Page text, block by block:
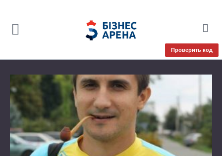
Проверить код